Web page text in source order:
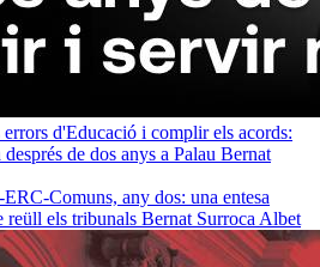
errors d'Educació i complir els acords:
de dos anys a Palau Bernat
Comuns, any dos: una entesa
reüll els tribunals Bernat Surroca Albet